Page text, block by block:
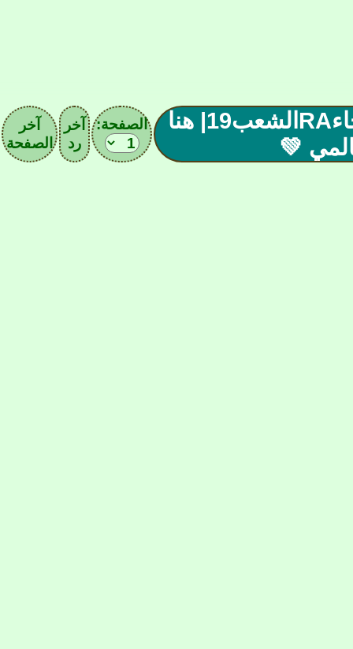
صحيـ[13]ـفة|49إمبراطوريةJAرجاءRAالشعب19| هنا
💚
الصفحة:
آخر
رد
آخر
الصفحة